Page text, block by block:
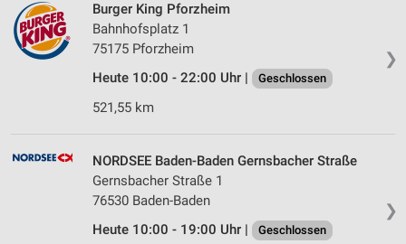
❯
Burger King Pforzheim
Bahnhofsplatz 1
75175 Pforzheim
Heute 10:00 - 22:00 Uhr |
Geschlossen
521,55 km
❯
NORDSEE Baden-Baden Gernsbacher Straße
Gernsbacher Straße 1
76530 Baden-Baden
Heute 10:00 - 19:00 Uhr |
Geschlossen